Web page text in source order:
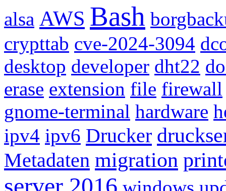
alsa AWS Bash
crypttab cve-2024-3094
desktop developer dht22
erase extension file firewall
gnome-terminal hardware
ipv4 ipv6 Drucker
Metadaten migration
server 2016